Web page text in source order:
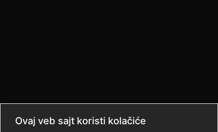
Ovaj veb sajt koristi kolačiće